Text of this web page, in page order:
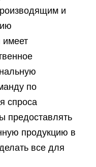
и
имеет
по
спроса
предоставлять
продукцию в
все для